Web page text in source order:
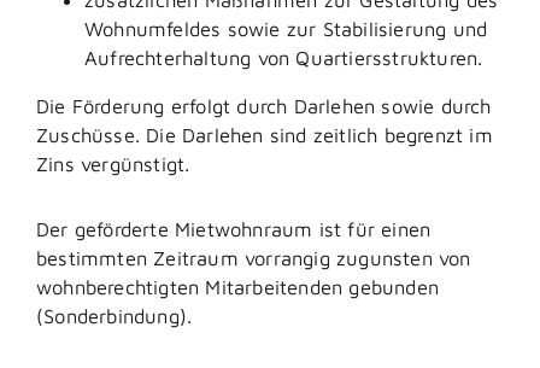
Wohnumfeldes sowie zur Stabilisierung und
Aufrechterhaltung von Quartiersstrukturen.
Die Förderung erfolgt durch Darlehen sowie durch
Zuschüsse. Die Darlehen sind zeitlich begrenzt im
Zins vergünstigt.
Der geförderte Mietwohnraum ist für einen
bestimmten Zeitraum vorrangig zugunsten von
wohnberechtigten Mitarbeitenden gebunden
(Sonderbindung).